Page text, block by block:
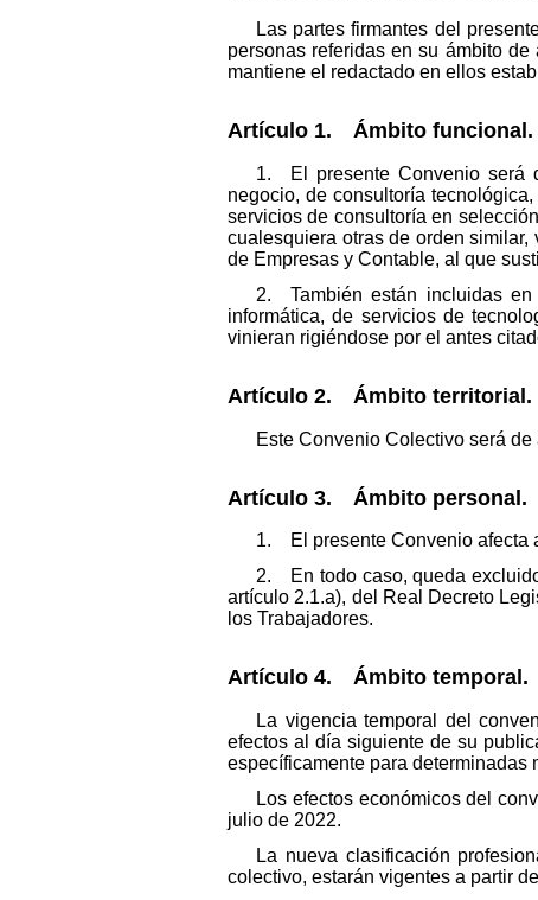
Las partes firmantes del
personas referidas en su ámbito
mantiene el redactado en ellos
Artículo 1. Ámbito funcional.
1. El presente Convenio será
negocio, de consultoría
servicios de consultoría en
cualesquiera otras de orden
de Empresas y Contable, al que
2. También están incluidas
informática, de servicios de
vinieran rigiéndose por el antes
Artículo 2. Ámbito territorial.
Este Convenio Colectivo será
Artículo 3. Ámbito personal.
1. El presente Convenio afecta
2. En todo caso, queda
artículo 2.1.a), del Real Decreto
los Trabajadores.
Artículo 4. Ámbito temporal.
La vigencia temporal del
efectos al día siguiente de su
específicamente para determinadas
Los efectos económicos del
julio de 2022.
La nueva clasificación
colectivo, estarán vigentes a partir